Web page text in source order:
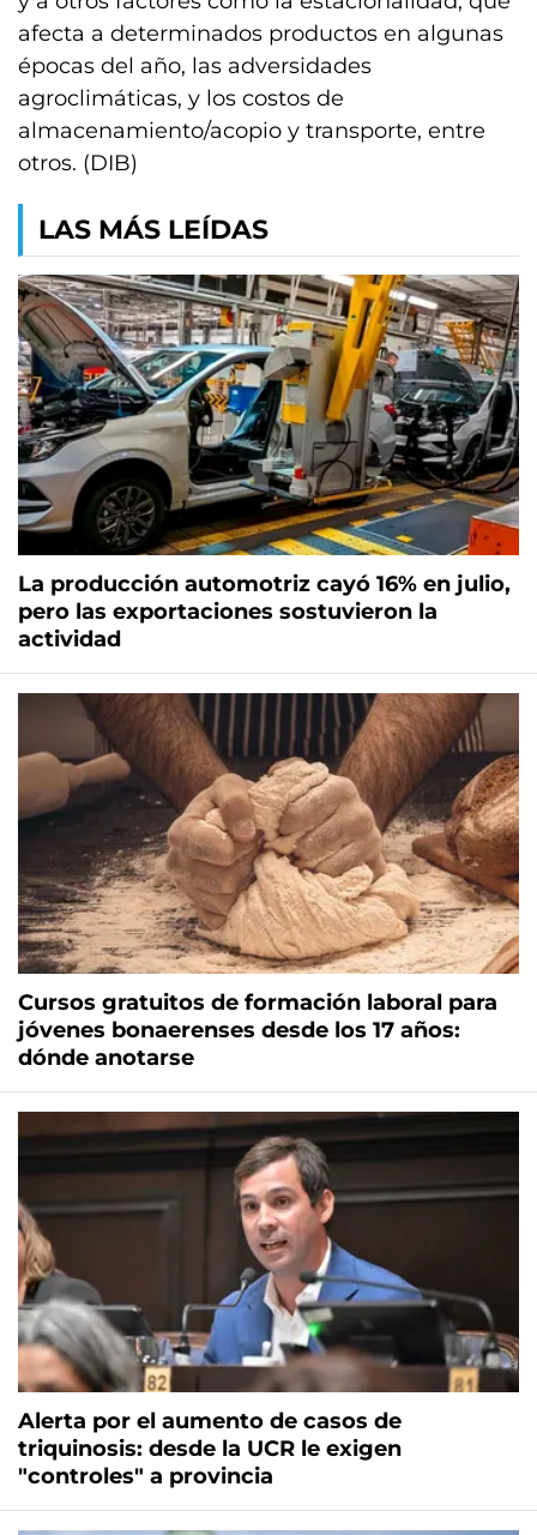
afecta a determinados productos en algunas
épocas del año, las adversidades
agroclimáticas, y los costos de
almacenamiento/acopio y transporte, entre
otros. (DIB)
LAS MÁS LEÍDAS
La producción automotriz cayó 16% en julio,
pero las exportaciones sostuvieron la
actividad
Cursos gratuitos de formación laboral para
jóvenes bonaerenses desde los 17 años:
dónde anotarse
Alerta por el aumento de casos de
triquinosis: desde la UCR le exigen
"controles" a provincia